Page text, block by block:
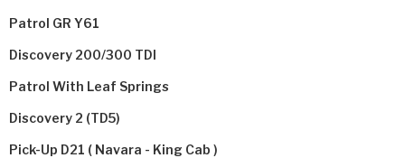
Patrol GR Y61
Discovery 200/300 TDI
Patrol With Leaf Springs
Discovery 2 (TD5)
Pick-Up D21 ( Navara - King Cab )